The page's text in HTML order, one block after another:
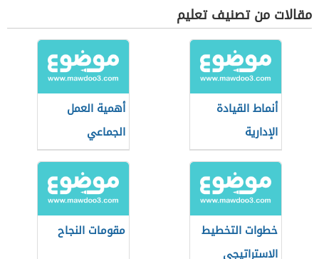
مقالات من تصنيف تعليم
أنماط القيادة
الإدارية
أهمية العمل
الجماعي
خطوات التخطيط
الاستراتيجي
مقومات النجاح